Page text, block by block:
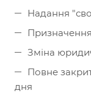
Надання
Зміна
Повне
дня